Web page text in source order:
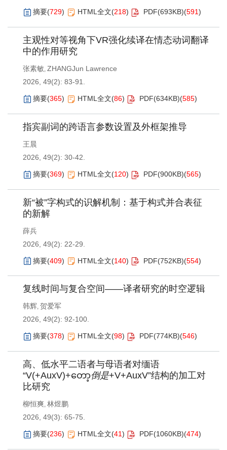
摘要(729) HTML全文(218) PDF(693KB)(591)
主观性对等视角下VR强化续译在情态动词翻译
中的作用研究
张素敏, ZHANGJun Lawrence
2026, 49(2): 83-91.
摘要(365) HTML全文(86) PDF(634KB)(585)
指宾副词的跨语言参数设置及外框架推导
王晨
2026, 49(2): 30-42.
摘要(369) HTML全文(120) PDF(900KB)(565)
新“被”字构式的识解机制：基于构式并合表征
的新解
薛兵
2026, 49(2): 22-29.
摘要(409) HTML全文(140) PDF(752KB)(554)
复线时间与复合空间——译者研究的时空逻辑
韩辉, 贺爱军
2026, 49(2): 92-100.
摘要(378) HTML全文(98) PDF(774KB)(546)
高、低水平二语者与母语者对缅语
“V(+AuxV)+တော့倒是+V+AuxV”结构的加工对
比研究
柳恒爽, 林煜鹏
2026, 49(3): 65-75.
摘要(236) HTML全文(41) PDF(1060KB)(474)